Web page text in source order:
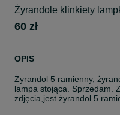
Żyrandole klinkiety
60 zł
OPIS
Żyrandol 5 ramienny,
lampa stojąca. Sprzedam.
zdjęcia,jest żyrandol 5